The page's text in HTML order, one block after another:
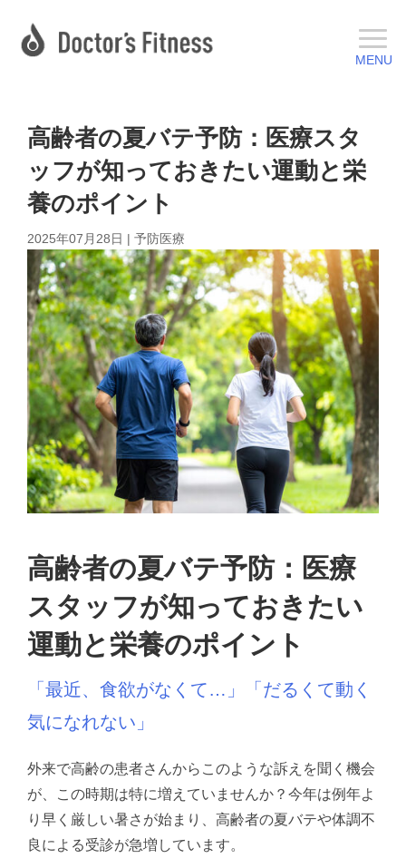
高齢者の夏バテ予防：医療スタ
ッフが知っておきたい運動と栄
養のポイント
2025年07月28日 | 予防医療
高齢者の夏バテ予防：医療
スタッフが知っておきたい
運動と栄養のポイント
「最近、食欲がなくて…」
「だるくて動く
気になれない」
外来で高齢の患者さんからこのような訴えを聞く機会
が、この時期は特に増えていませんか？ 今年は例年よ
り早く厳しい暑さが始まり、高齢者の夏バテや体調不
良による受診が急増しています。